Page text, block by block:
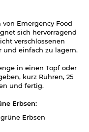
Emergency Food
sich hervorragend
verschlossenen
und einfach zu lagern.
in einen Topf oder
kurz Rühren, 25
und fertig.
Erbsen:
Erbsen